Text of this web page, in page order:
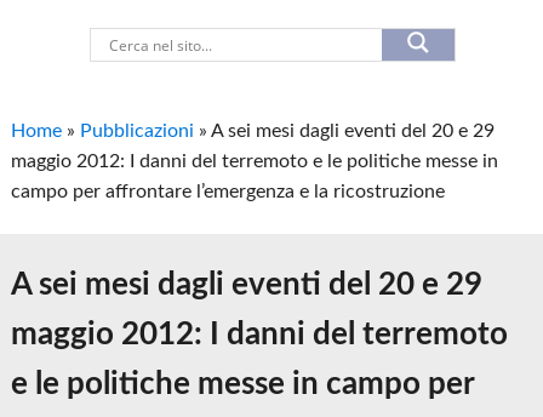
Home » Pubblicazioni »A sei mesi dagli eventi del 20 e 29
maggio 2012: I danni del terremoto e le politiche messe in
campo per affrontare l’emergenza e la ricostruzione
A sei mesi dagli eventi del 20 e 29
maggio 2012: I danni del terremoto
e le politiche messe in campo per